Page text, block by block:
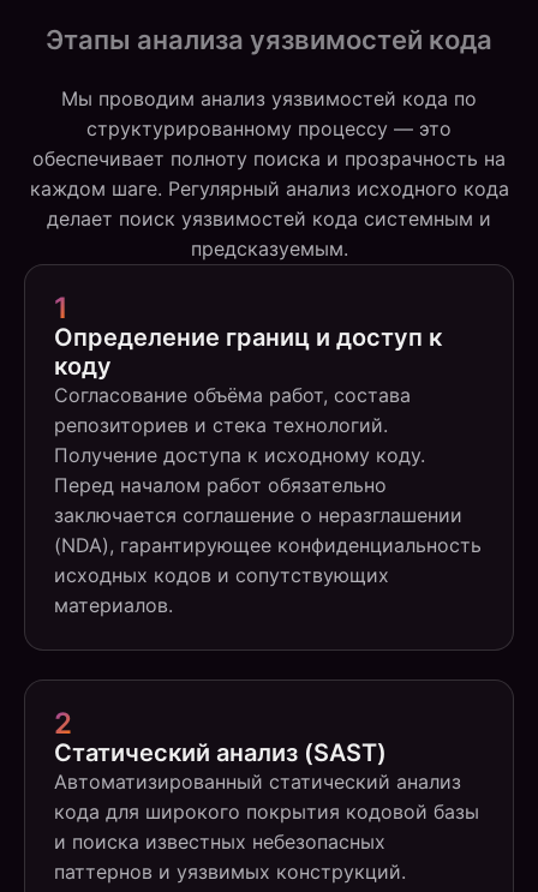
Этапы анализа уязвимостей кода
Мы проводим анализ уязвимостей кода по
структурированному процессу — это
обеспечивает полноту поиска и прозрачность на
каждом шаге. Регулярный анализ исходного кода
делает поиск уязвимостей кода системным и
предсказуемым.
1
Определение границ и доступ к
коду
Согласование объёма работ, состава
репозиториев и стека технологий.
Получение доступа к исходному коду.
Перед началом работ обязательно
заключается соглашение о неразглашении
(NDA), гарантирующее конфиденциальность
исходных кодов и сопутствующих
материалов.
2
Статический анализ (SAST)
Автоматизированный статический анализ
кода для широкого покрытия кодовой базы
и поиска известных небезопасных
паттернов и уязвимых конструкций.